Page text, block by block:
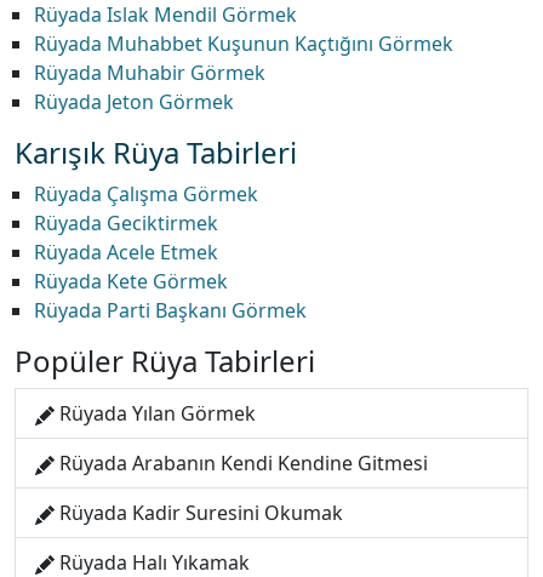
Rüyada Islak Mendil Görmek
Rüyada Muhabbet Kuşunun Kaçtığını Görmek
Rüyada Muhabir Görmek
Rüyada Jeton Görmek
Karışık Rüya Tabirleri
Rüyada Çalışma Görmek
Rüyada Geciktirmek
Rüyada Acele Etmek
Rüyada Kete Görmek
Rüyada Parti Başkanı Görmek
Popüler Rüya Tabirleri
Rüyada Yılan Görmek
Rüyada Arabanın Kendi Kendine Gitmesi
Rüyada Kadir Suresini Okumak
Rüyada Halı Yıkamak